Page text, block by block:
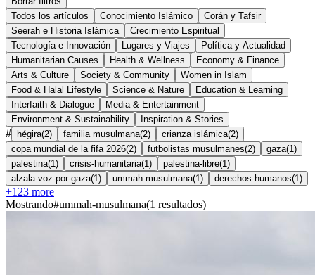
Todos los artículos Conocimiento Islámico
Corán y Tafsir
Seerah e Historia Islámica
Crecimiento Espiritual
Tecnología e Innovación
Lugares y Viajes
Política y Actualidad
Humanitarian Causes
Health & Wellness
Economy & Finance
Arts & Culture
Society & Community
Women in Islam
Food & Halal Lifestyle
Science & Nature
Education & Learning
Interfaith & Dialogue
Media & Entertainment
Environment & Sustainability
Inspiration & Stories
# hégira(2) familia musulmana(2) crianza islámica(2)
copa mundial de la fifa 2026(2) futbolistas musulmanes(2) gaza(1 )
palestina(1 ) crisis-humanitaria(1 ) palestina-libre(1 )
alzala-voz-por-gaza(1 ) ummah-musulmana(1 ) derechos-humanos(1 )
+123 more
Mostrando#ummah-musulmana(1 resultados)